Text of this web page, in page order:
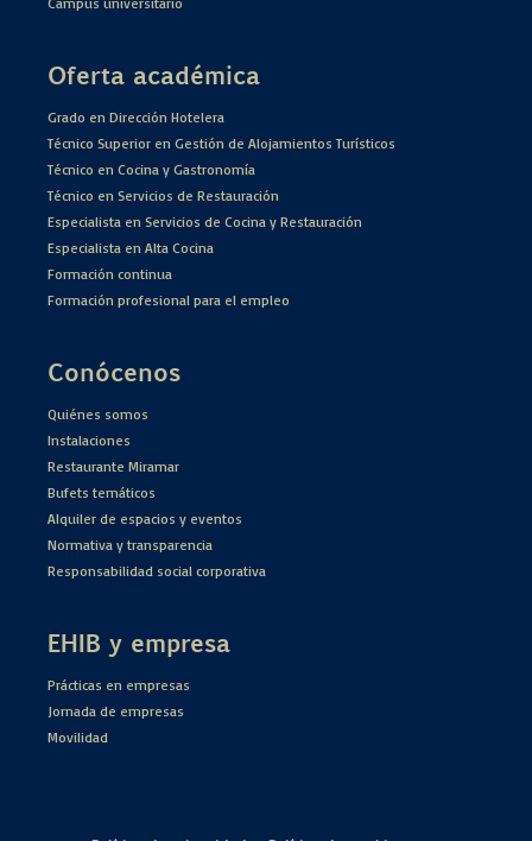
Oferta académica
Grado en Dirección Hotelera
Técnico Superior en Gestión de Alojamientos Turísticos
Técnico en Cocina y Gastronomía
Técnico en Servicios de Restauración
Especialista en Servicios de Cocina y Restauración
Especialista en Alta Cocina
Formación continua
Formación profesional para el empleo
Conócenos
Quiénes somos
Instalaciones
Restaurante Miramar
Bufets temáticos
Alquiler de espacios y eventos
Normativa y transparencia
Responsabilidad social corporativa
EHIB y empresa
Prácticas en empresas
Jornada de empresas
Movilidad